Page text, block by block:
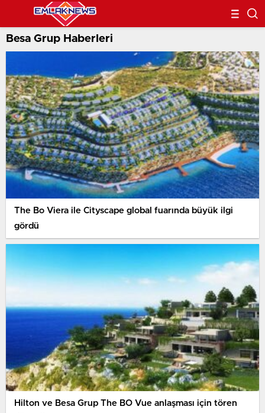
Besa Grup Haberleri
The Bo Viera ile Cityscape global fuarında büyük ilgi
gördü
Hilton ve Besa Grup The BO Vue anlaşması için tören